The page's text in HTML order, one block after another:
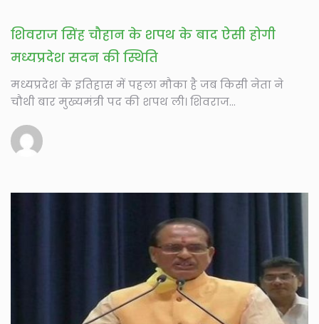
शिवराज सिंह चौहान के शपथ के बाद ऐसी होगी
मध्यप्रदेश सदन की स्थिति
मध्यप्रदेश के इतिहास में पहला मौका है जब किसी नेता ने
चौथी बार मुख्यमंत्री पद की शपथ ली। शिवराज...